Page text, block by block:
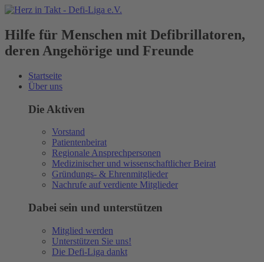
Hilfe für Menschen mit Defibrillatoren,
deren Angehörige und Freunde
Startseite
Über uns
Die Aktiven
Vorstand
Patientenbeirat
Regionale Ansprechpersonen
Medizinischer und wissenschaftlicher Beirat
Gründungs- & Ehrenmitglieder
Nachrufe auf verdiente Mitglieder
Dabei sein und unterstützen
Mitglied werden
Unterstützen Sie uns!
Die Defi-Liga dankt